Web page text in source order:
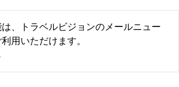
、トラベルビジョンのメールニュー
用いただけます。